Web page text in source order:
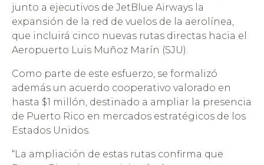
junto a ejecutivos de JetBlue Airways la
expansión de la red de vuelos de la aerolínea,
que incluirá cinco nuevas rutas directas hacia el
Aeropuerto Luis Muñoz Marín (SJU).
Como parte de este esfuerzo, se formalizó
además un acuerdo cooperativo valorado en
hasta $1 millón, destinado a ampliar la presencia
de Puerto Rico en mercados estratégicos de los
Estados Unidos.
“La ampliación de estas rutas confirma que